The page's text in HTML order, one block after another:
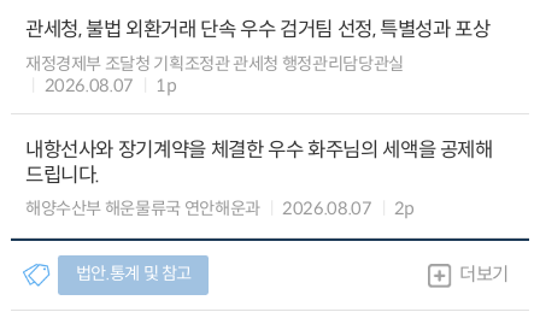
관세청, 불법 외환거래 단속 우수 검거팀 선정, 특별성과 포상
재정경제부 조달청 기획조정관 관세청 행정관리담당관실
2026.08.07
1p
내항선사와 장기계약을 체결한 우수 화주님의 세액을 공제해
드립니다.
해양수산부 해운물류국 연안해운과 2026.08.07 2p
법안.통계 및 참고 더보기